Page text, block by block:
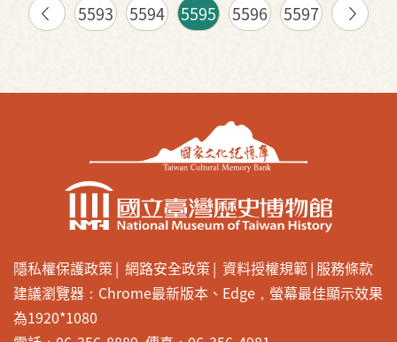
5593 5594 5595 5596 5597
隱私權保護政策 網路安全政策 資料授權規範 服務條款
建議瀏覽器：Chrome最新版本、Edge，螢幕最佳顯示效果
為1920*1080